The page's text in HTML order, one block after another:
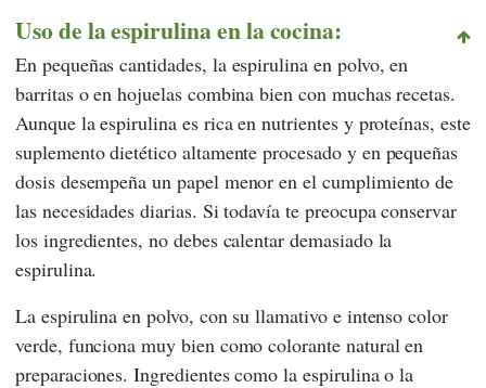
Uso de la espirulina en la cocina:
En pequeñas cantidades, la espirulina en polvo, en
barritas o en hojuelas combina bien con muchas recetas.
Aunque la espirulina es rica en nutrientes y proteínas, este
suplemento dietético altamente procesado y en pequeñas
dosis desempeña un papel menor en el cumplimiento de
las necesidades diarias. Si todavía te preocupa conservar
los ingredientes, no debes calentar demasiado la
espirulina.
La espirulina en polvo, con su llamativo e intenso color
verde, funciona muy bien como colorante natural en
preparaciones. Ingredientes como la espirulina o la